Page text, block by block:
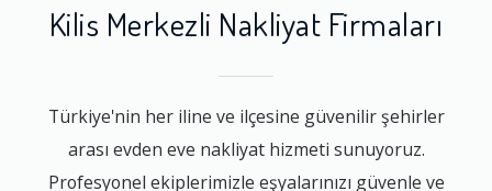
Kilis Merkezli Nakliyat Firmaları
Türkiye'nin her iline ve ilçesine güvenilir şehirler
arası evden eve nakliyat hizmeti sunuyoruz.
Profesyonel ekiplerimizle eşyalarınızı güvenle ve